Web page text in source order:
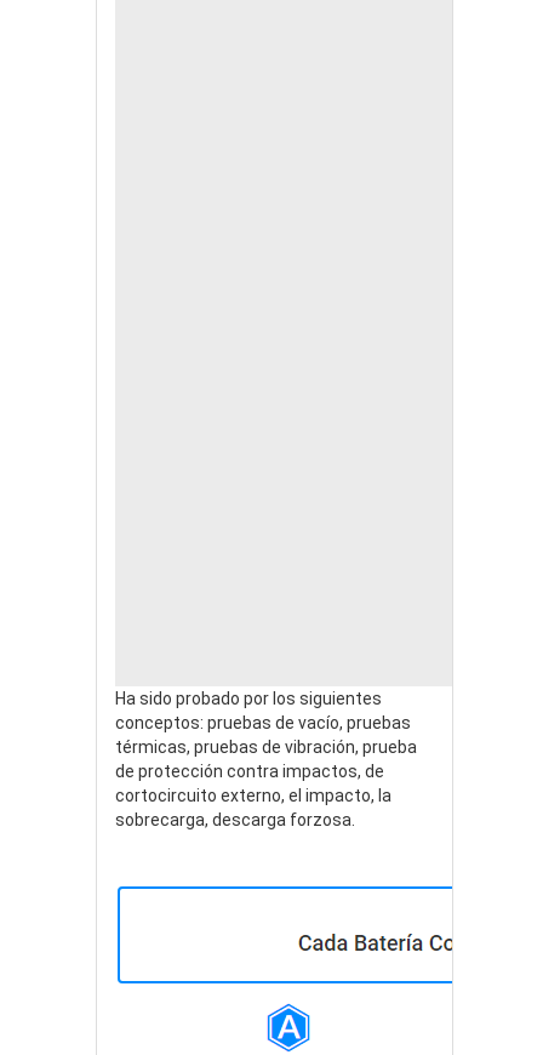
Ha sido probado por los siguientes
conceptos: pruebas de vacío, pruebas
térmicas, pruebas de vibración, prueba
de protección contra impactos, de
cortocircuito externo, el impacto, la
sobrecarga, descarga forzosa.